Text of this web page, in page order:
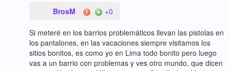
BrosM +0
Si meteré en los barrios problemáticos llevan las pistolas en
los pantalones, en las vacaciones siempre visitamos los
sitios bonitos, es como yo en Lima todo bonito pero luego
vas a un barrio con problemas y ves otro mundo, que dicen